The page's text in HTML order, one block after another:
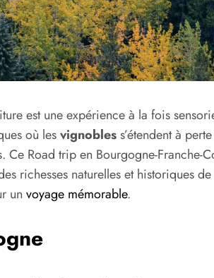
est une expérience à la fois
où lesvignobless’étendent à
Road trip en Bourgogne-Franche-
richesses naturelles et historiques
un voyage mémorable.